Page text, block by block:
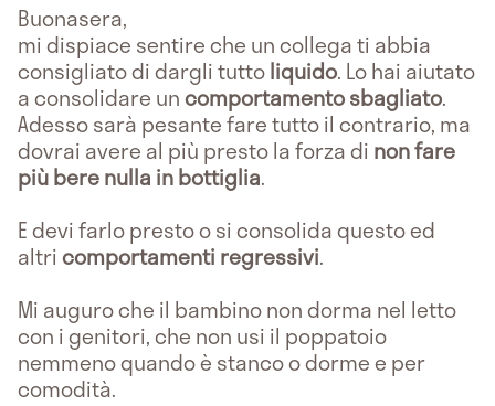
Buonasera,
mi dispiace sentire che un collega ti abbia
consigliato di dargli tuttoliquido. Lo hai aiutato
a consolidare uncomportamento sbagliato.
Adesso sarà pesante fare tutto il contrario, ma
dovrai avere al più presto la forza di non fare
più bere nulla in bottiglia.
E devi farlo presto o si consolida questo ed
altricomportamenti regressivi.
Mi auguro che il bambino non dorma nel letto
con i genitori, che non usi il poppatoio
nemmeno quando è stanco o dorme e per
comodità.